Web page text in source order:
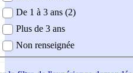
De 1 à 3 ans (2)
Plus de 3 ans
Non renseignée